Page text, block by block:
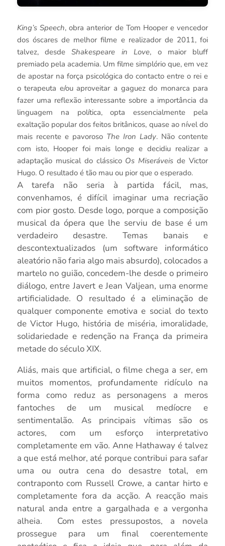
King’s Speech, obra anterior de Tom Hooper e vencedor
dos óscares de melhor filme e realizador de 2011, foi
talvez, desdeShakespeare in Love, o maior bluff
premiado pela academia. Um filme simplório que, em vez
de apostar na força psicológica do contacto entre o rei e
o terapeuta e/ou aproveitar a gaguez do monarca para
fazer uma reflexão interessante sobre a importância da
linguagem na política, opta essencialmente pela
exaltação popular dos feitos britânicos, quase ao nível do
mais recente e pavoroso The Iron Lady. Não contente
com isto, Hooper foi mais longe e decidiu realizar a
adaptação musical do clássico Os Miseráveisde Victor
Hugo. O resultado é tão mau ou pior que o esperado.
A tarefa não seria à partida fácil, mas,
convenhamos, é difícil imaginar uma recriação
com pior gosto. Desde logo, porque a composição
musical da ópera que lhe serviu de base é um
verdadeiro desastre. Temas banais e
descontextualizados (um software informático
aleatório não faria algo mais absurdo), colocados a
martelo no guião, concedem-lhe desde o primeiro
diálogo, entre Javert e Jean Valjean, uma enorme
artificialidade. O resultado é a eliminação de
qualquer componente emotiva e social do texto
de Victor Hugo, história de miséria, imoralidade,
solidariedade e redenção na França da primeira
metade do século XIX.
Aliás, mais que artificial, o filme chega a ser, em
muitos momentos, profundamente ridículo na
forma como reduz as personagens a meros
fantoches de um musical medíocre e
sentimentalão. As principais vítimas são os
actores, com um esforço interpretativo
completamente em vão. Anne Hathaway é talvez
a que está melhor, até porque contribui para safar
uma ou outra cena do desastre total, em
contraponto com Russell Crowe, a cantar hirto e
completamente fora da acção. A reacção mais
natural anda entre a gargalhada e a vergonha
alheia. Com estes pressupostos, a novela
prossegue para um final coerentemente